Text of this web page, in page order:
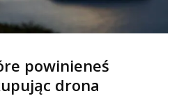
powinieneś
drona